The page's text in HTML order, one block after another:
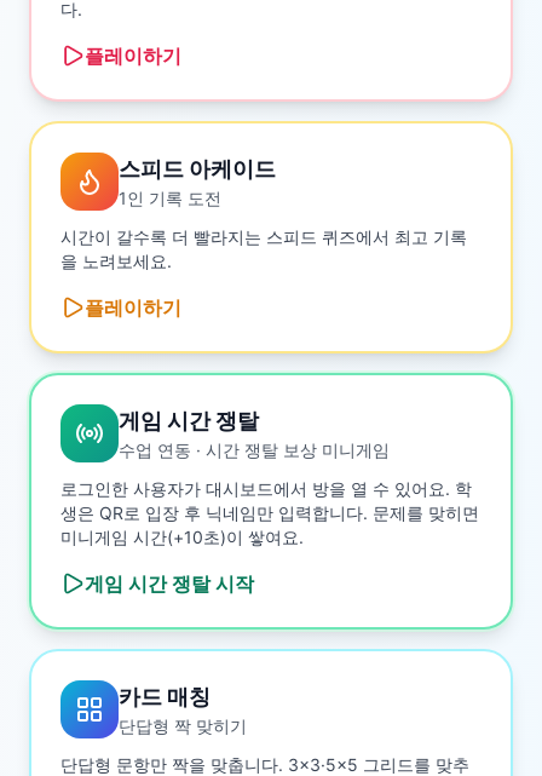
다.
플레이하기
스피드 아케이드
1인 기록 도전
시간이 갈수록 더 빨라지는 스피드 퀴즈에서 최고 기록
을 노려보세요.
플레이하기
게임 시간 쟁탈
수업 연동 · 시간 쟁탈 보상 미니게임
로그인한 사용자가 대시보드에서 방을 열 수 있어요. 학
생은 QR로 입장 후 닉네임만 입력합니다. 문제를 맞히면
미니게임 시간(+10초)이 쌓여요.
게임 시간 쟁탈시작
카드 매칭
단답형 짝 맞히기
단답형 문항만 짝을 맞춥니다. 3×3·5×5 그리드를 맞추